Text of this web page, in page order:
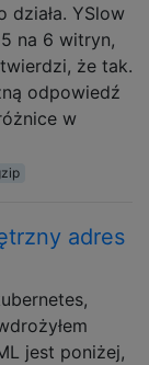
działa. YSlow
na 6 witryn,
że tak.
odpowiedź
w
adres
jest poniżej,